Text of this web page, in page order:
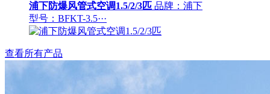
浦下防爆风管式空调1.5/2/3匹 品牌：浦下
型号：BFKT-3.5···
查看所有产品